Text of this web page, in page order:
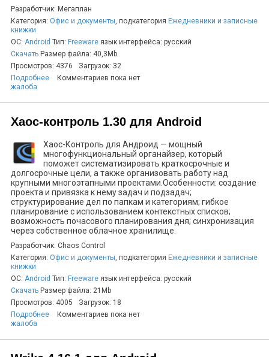
Разработчик: Мегаплан
Категория: Офис и документы, подкатегория Ежедневники и записные
книжки
ОС: Android Тип: Freeware язык интерфейса: русский
Скачать Размер файла: 40,3Mb
Просмотров: 4376
Загрузок: 32
Подробнее
Комментариев пока нет
жалоба
Хаос-контроль 1.30 для Android
Хаос-Контроль для Андроид — мощный
многофункциональный органайзер, который
поможет систематизировать краткосрочные и
долгосрочные цели, а также организовать работу над
крупными многоэтапными проектами.Особенности: создание
проекта и привязка к нему задач и подзадач;
структурирование дел по папкам и категориям; гибкое
планирование с использованием контекстных списков;
возможность почасового планирования дня; синхронизация
через собственное облачное хранилище.
Разработчик: Chaos Control
Категория: Офис и документы, подкатегория Ежедневники и записные
книжки
ОС: Android Тип: Freeware язык интерфейса: русский
Скачать Размер файла: 21Mb
Просмотров: 4005
Загрузок: 18
Подробнее
Комментариев пока нет
жалоба